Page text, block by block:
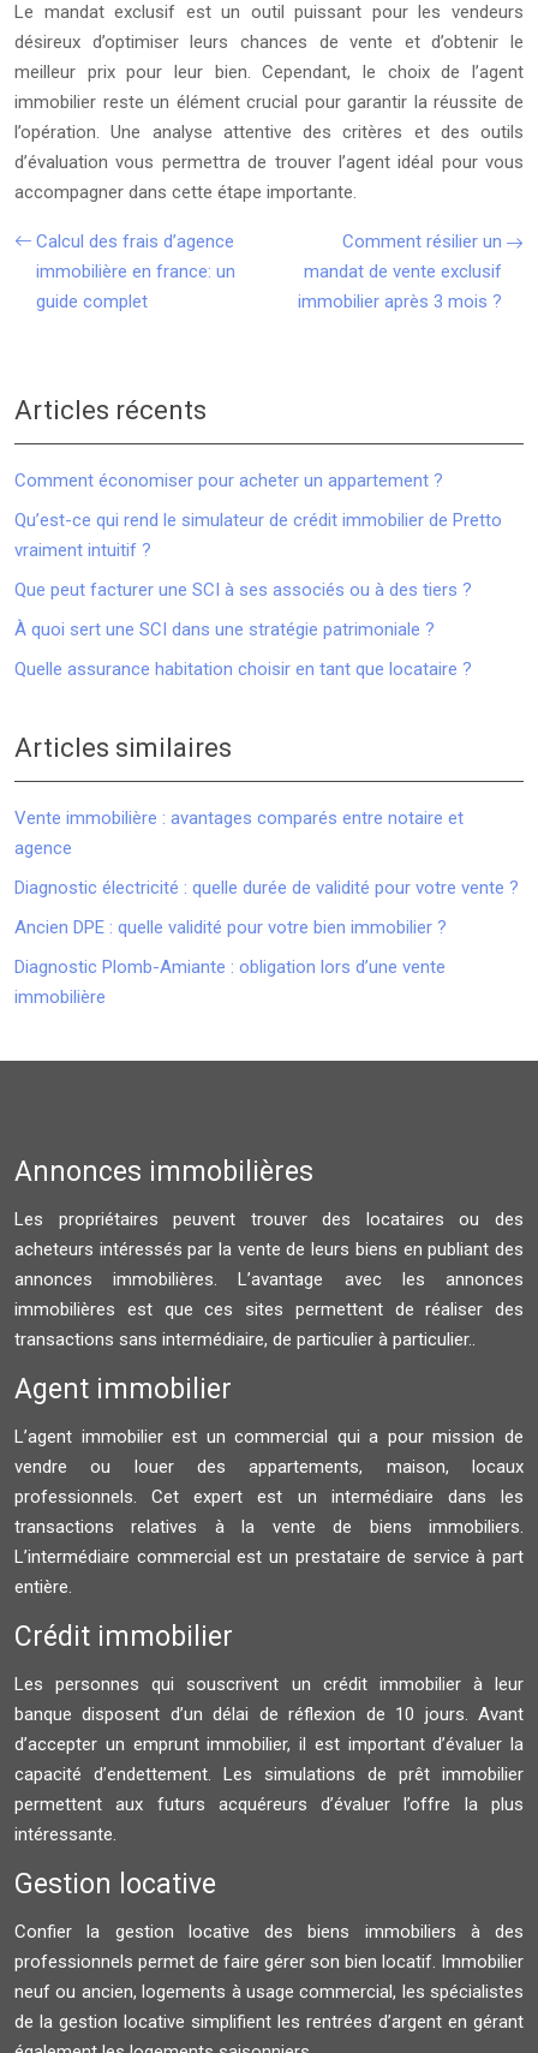
Le mandat exclusif est un outil puissant pour les vendeurs
désireux d’optimiser leurs chances de vente et d’obtenir le
meilleur prix pour leur bien. Cependant, le choix de l’agent
immobilier reste un élément crucial pour garantir la réussite de
l’opération. Une analyse attentive des critères et des outils
d’évaluation vous permettra de trouver l’agent idéal pour vous
accompagner dans cette étape importante.
Calcul des frais d’agence
immobilière en france: un
guide complet
Comment résilier un
mandat de vente exclusif
immobilier après 3 mois ?
Articles récents
Comment économiser pour acheter un appartement ?
Qu’est-ce qui rend le simulateur de crédit immobilier de Pretto
vraiment intuitif ?
Que peut facturer une SCI à ses associés ou à des tiers ?
À quoi sert une SCI dans une stratégie patrimoniale ?
Quelle assurance habitation choisir en tant que locataire ?
Articles similaires
Vente immobilière : avantages comparés entre notaire et
agence
Diagnostic électricité : quelle durée de validité pour votre vente ?
Ancien DPE : quelle validité pour votre bien immobilier ?
Diagnostic Plomb-Amiante : obligation lors d’une vente
immobilière
Annonces immobilières
Les propriétaires peuvent trouver des locataires ou des
acheteurs intéressés par la vente de leurs biens en publiant des
annonces immobilières. L’avantage avec les annonces
immobilières est que ces sites permettent de réaliser des
transactions sans intermédiaire, de particulier à particulier..
Agent immobilier
L’agent immobilier est un commercial qui a pour mission de
vendre ou louer des appartements, maison, locaux
professionnels. Cet expert est un intermédiaire dans les
transactions relatives à la vente de biens immobiliers.
L’intermédiaire commercial est un prestataire de service à part
entière.
Crédit immobilier
Les personnes qui souscrivent un crédit immobilier à leur
banque disposent d’un délai de réflexion de 10 jours. Avant
d’accepter un emprunt immobilier, il est important d’évaluer la
capacité d’endettement. Les simulations de prêt immobilier
permettent aux futurs acquéreurs d’évaluer l’offre la plus
intéressante.
Gestion locative
Confier la gestion locative des biens immobiliers à des
professionnels permet de faire gérer son bien locatif. Immobilier
neuf ou ancien, logements à usage commercial, les spécialistes
de la gestion locative simplifient les rentrées d’argent en gérant